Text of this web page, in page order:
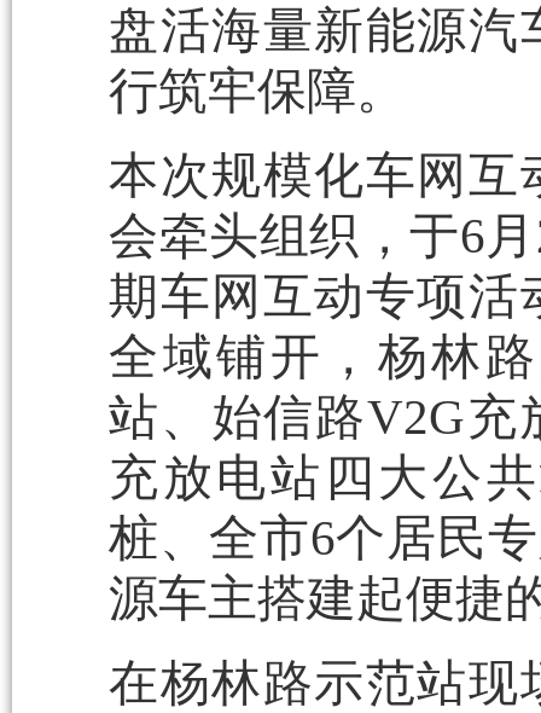
盘活海量新能源汽
行筑牢保障。
本次规模化车网互
会牵头组织，于6
期车网互动专项活
全域铺开，杨林
站、始信路V2G充
充放电站四大公
桩、全市6个居民
源车主搭建起便捷
在杨林路示范站现